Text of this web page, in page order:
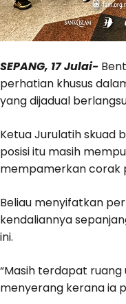
SEPANG, 17 Julai-
perhatian khusus
yang dijadual
Ketua Jurulatih skuad
posisi itu masih
mempamerkan corak
Beliau menyifatkan
kendaliannya
ini.
“Masih terdapat
menyerang kerana ia